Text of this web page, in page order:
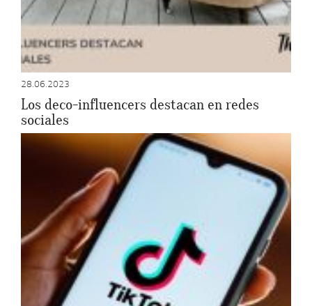
28.06.2023
Los deco-influencers destacan en redes
sociales